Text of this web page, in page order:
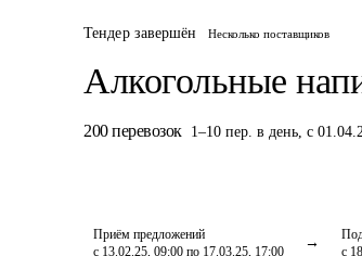
Тендер завершён Несколько поставщиков
Алкогольные
200 перевозок 1–10 пер. в день, с
Приём предложений
с 13.02.25, 09:00 по 17.03.25, 17:00
с